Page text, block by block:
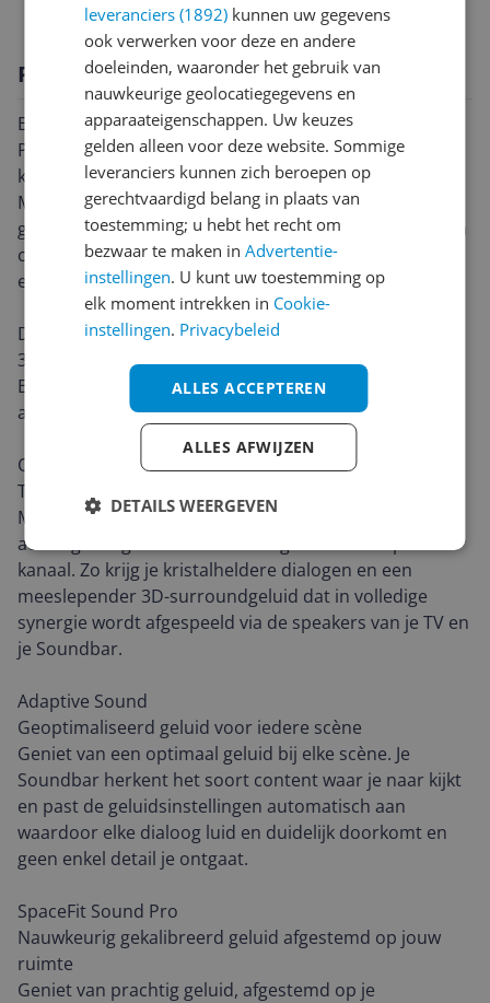
Productomschrijving
Echt 3.1.2ch-geluid
Prachtig geluid van bovenaf met 2 opwaarts gerichte
kanalen
Met 3 kanalen, 1 subwooferkanaal en 2 naar boven
gerichte kanalen staat deze Soundbar garant voor een
complete audiobeleving en een meeslepende
entertainmentervaring.
Dolby Atmos / DTS Virtual:X
3D-geluid waar je helemaal in op gaat
Ervaar meeslepend geluid dankzij objectgebaseerde
audioformaten zoals Dolby Atmos en DTS Virtual:X.
Q-Symphony
TV en Soundbar in perfecte harmonie
Met Q-Symphony scheidt AI stem- en
achtergrondgeluiden voor weergave via het optimale
kanaal. Zo krijg je kristalheldere dialogen en een
meeslepender 3D-surroundgeluid dat in volledige
synergie wordt afgespeeld via de speakers van je TV en
je Soundbar.
Adaptive Sound
Geoptimaliseerd geluid voor iedere scène
Geniet van een optimaal geluid bij elke scène. Je
Soundbar herkent het soort content waar je naar kijkt
en past de geluidsinstellingen automatisch aan
waardoor elke dialoog luid en duidelijk doorkomt en
geen enkel detail je ontgaat.
SpaceFit Sound Pro
Nauwkeurig gekalibreerd geluid afgestemd op jouw
ruimte
Geniet van prachtig geluid, afgestemd op je
leveranciers (1892) kunnen uw gegevens
ook verwerken voor deze en andere
doeleinden, waaronder het gebruik van
nauwkeurige geolocatiegegevens en
apparaateigenschappen. Uw keuzes
gelden alleen voor deze website. Sommige
leveranciers kunnen zich beroepen op
gerechtvaardigd belang in plaats van
toestemming; u hebt het recht om
bezwaar te maken inAdvertentie-
instellingen. U kunt uw toestemming op
elk moment intrekken in Cookie-
instellingen. Privacybeleid
ALLES ACCEPTEREN
ALLES AFWIJZEN
DETAILS WEERGEVEN